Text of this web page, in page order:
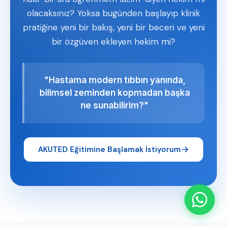
olacaksınız? Yoksa bugünden başlayıp klinik
pratiğine yeni bir bakış, yeni bir beceri ve yeni
bir özgüven ekleyen hekim mi?
"Hastama modern tıbbın yanında,
bilimsel zeminden kopmadan başka
ne sunabilirim?"
AKUTED Eğitimine Başlamak İstiyorum